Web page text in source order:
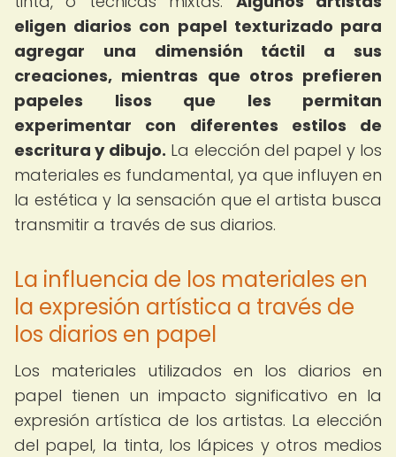
eligen diarios con papel texturizado para
agregar una dimensión táctil a sus
creaciones, mientras que otros prefieren
papeles lisos que les permitan
experimentar con diferentes estilos de
escritura y dibujo. La elección del papel y los
materiales es fundamental, ya que influyen en
la estética y la sensación que el artista busca
transmitir a través de sus diarios.
La influencia de los materiales en
la expresión artística a través de
los diarios en papel
Los materiales utilizados en los diarios en
papel tienen un impacto significativo en la
expresión artística de los artistas. La elección
del papel, la tinta, los lápices y otros medios